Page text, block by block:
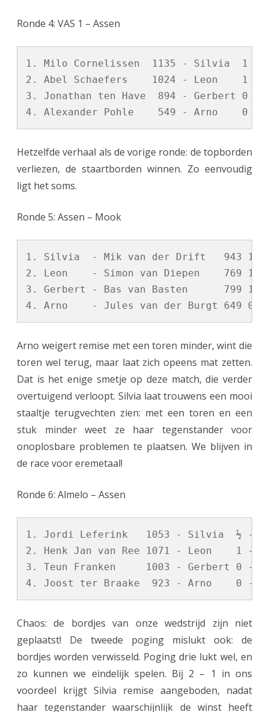
Ronde 4: VAS 1 – Assen
1. Milo Cornelissen  1135 - Silvia  1 -
2. Abel Schaefers    1024 - Leon    1 -
3. Jonathan ten Have  894 - Gerbert 0 -
Hetzelfde verhaal als de vorige ronde: de topborden
verliezen, de staartborden winnen. Zo eenvoudig
ligt het soms.
Ronde 5: Assen – Mook
1. Silvia  - Mik van der Drift   943 1 -
2. Leon    - Simon van Diepen    769 1 -
3. Gerbert - Bas van Basten      799 1 -
Arno weigert remise met een toren minder, wint die
toren wel terug, maar laat zich opeens mat zetten.
Dat is het enige smetje op deze match, die verder
overtuigend verloopt. Silvia laat trouwens een mooi
staaltje terugvechten zien: met een toren en een
stuk minder weet ze haar tegenstander voor
onoplosbare problemen te plaatsen. We blijven in
de race voor eremetaal!
Ronde 6: Almelo – Assen
1. Jordi Leferink   1053 - Silvia  ½ - ½
2. Henk Jan van Ree 1071 - Leon    1 - 0
3. Teun Franken     1003 - Gerbert 0 - 1
Chaos: de bordjes van onze wedstrijd zijn niet
geplaatst! De tweede poging mislukt ook: de
bordjes worden verwisseld. Poging drie lukt wel, en
zo kunnen we eindelijk spelen. Bij 2 – 1 in ons
voordeel krijgt Silvia remise aangeboden, nadat
haar tegenstander waarschijnlijk de winst heeft